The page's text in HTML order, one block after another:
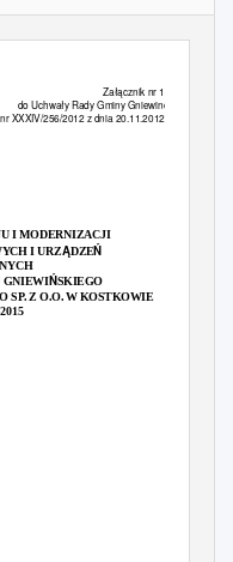
Załącznik nr 1
do Uchwały Rady Gminy Gniewino
XXXIV/256/2012 z dnia 20.11.2012r.
I MODERNIZACJI
I URZĄDZEŃ
GNIEWIŃSKIEGO
SP. Z O.O. W KOSTKOWIE